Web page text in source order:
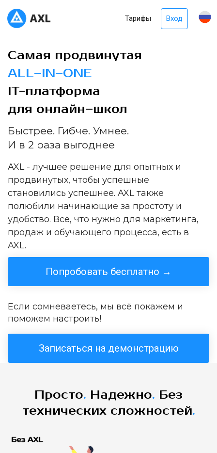
Тарифы Вход
Самая продвинутая
ALL–IN–ONE
IT-платформа
для онлайн–школ
Быстрее. Гибче. Умнее.
И в 2 раза выгоднее
AXL - лучшее решение для опытных и
продвинутых, чтобы успешные
становились успешнее. AXL также
полюбили начинающие за простоту и
удобство. Всё, что нужно для маркетинга,
продаж и обучающего процесса, есть в
AXL.
Попробовать бесплатно →
Если сомневаетесь, мы всё покажем и
поможем настроить!
Записаться на демонстрацию
Просто. Надежно. Без
технических сложностей.